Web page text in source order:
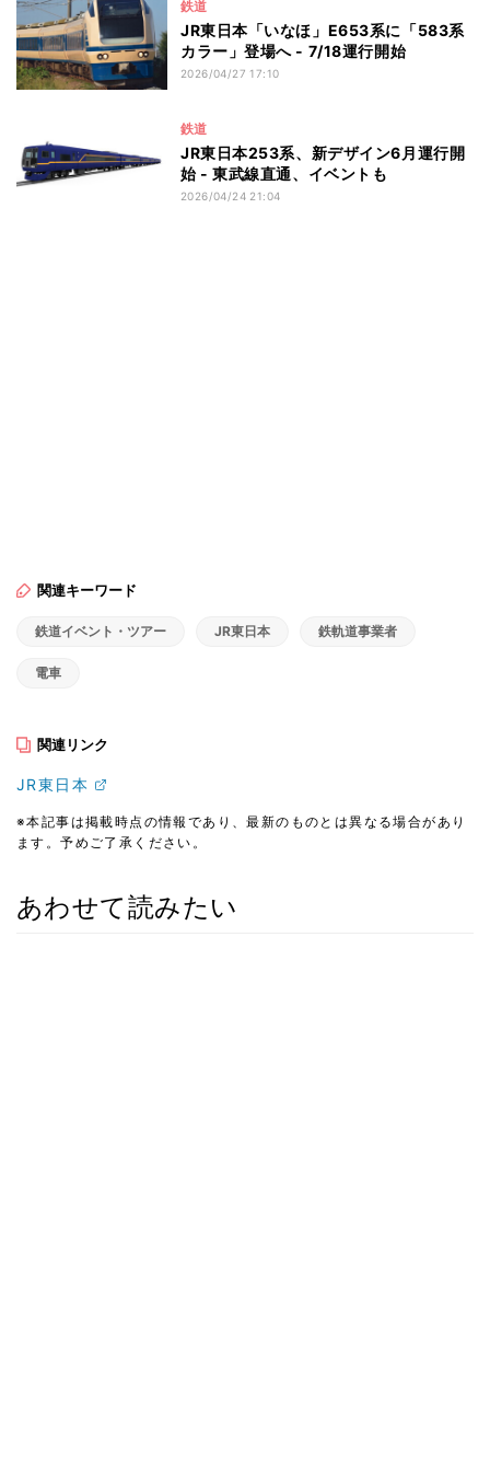
鉄道
JR東日本「いなほ」E653系に「583系
カラー」登場へ - 7/18運行開始
2026/04/27 17:10
鉄道
JR東日本253系、新デザイン6月運行開
始 - 東武線直通、イベントも
2026/04/24 21:04
関連キーワード
鉄道イベント・ツアー JR東日本 鉄軌道事業者
電車
関連リンク
JR東日本
※本記事は掲載時点の情報であり、最新のものとは異なる場合があり
ます。予めご了承ください。
あわせて読みたい